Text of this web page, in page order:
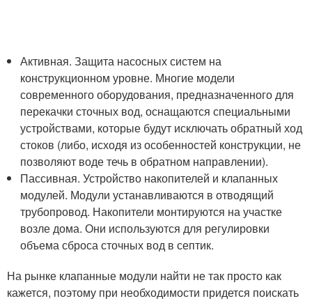
Активная. Защита насосных систем на
конструкционном уровне. Многие модели
современного оборудования, предназначенного для
перекачки сточных вод, оснащаются специальными
устройствами, которые будут исключать обратный ход
стоков (либо, исходя из особенностей конструкции, не
позволяют воде течь в обратном направлении).
Пассивная. Устройство накопителей и клапанных
модулей. Модули устанавливаются в отводящий
трубопровод. Накопители монтируются на участке
возле дома. Они используются для регулировки
объема сброса сточных вод в септик.
На рынке клапанные модули найти не так просто как
кажется, поэтому при необходимости придется поискать